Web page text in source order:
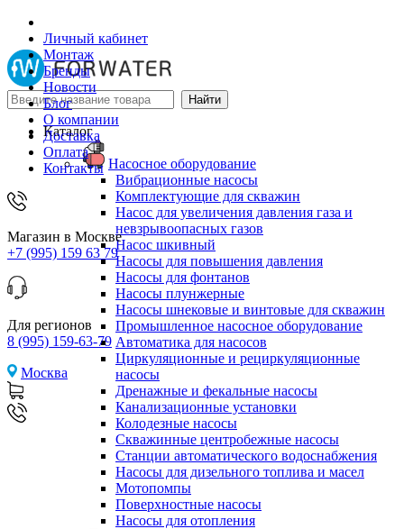
Личный кабинет
Монтаж
Бренды
Новости
Блог
О компании
Доставка
Оплата
Контакты
Магазин в Москве
+7 (995) 159 63 79
Для регионов
8 (995) 159-63-79
Москва
Каталог
Насосное оборудование
Вибрационные насосы
Комплектующие для скважин
Насос для увеличения давления газа и
невзрывоопасных газов
Насос шкивный
Насосы для повышения давления
Насосы для фонтанов
Насосы плунжерные
Насосы шнековые и винтовые для скважин
Промышленное насосное оборудование
Автоматика для насосов
Циркуляционные и рециркуляционные
насосы
Дренажные и фекальные насосы
Канализационные установки
Колодезные насосы
Скважинные центробежные насосы
Станции автоматического водоснабжения
Насосы для дизельного топлива и масел
Мотопомпы
Поверхностные насосы
Насосы для отопления